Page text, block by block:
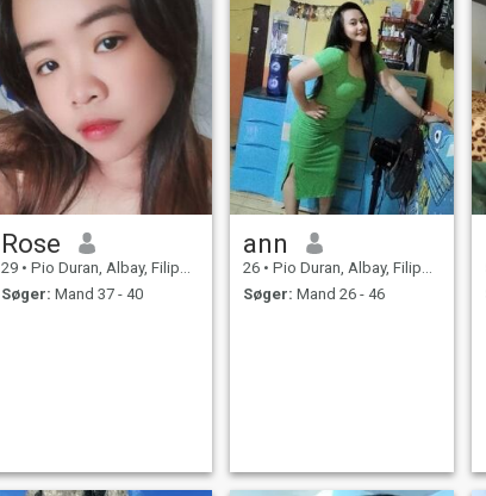
Rose
29 • Pio Duran, Albay, Filippinerne
Søger: Mand 37 - 40
ann
26 • Pio Duran, Albay, Filippinerne
Søger: Mand 26 - 46